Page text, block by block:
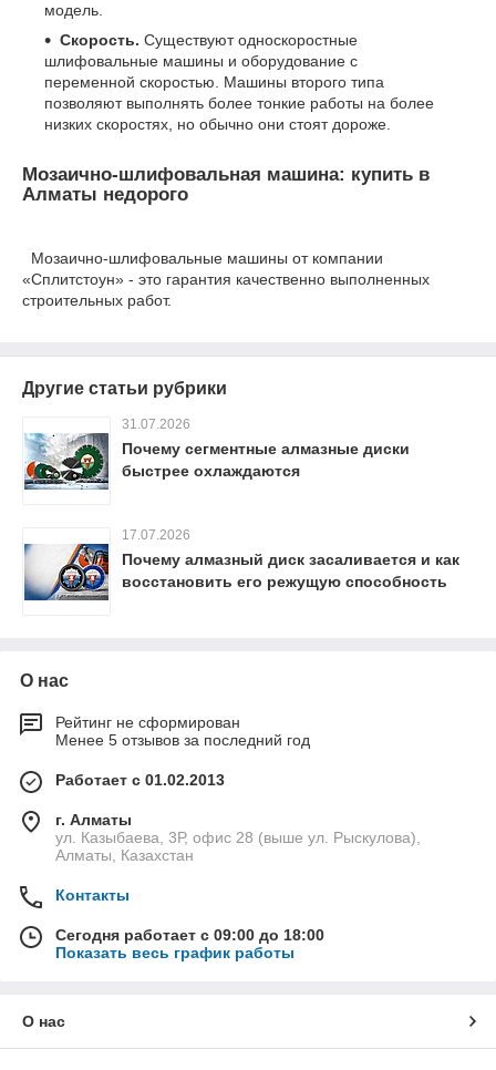
модель.
Скорость. Существуют односкоростные
шлифовальные машины и оборудование с
переменной скоростью. Машины второго типа
позволяют выполнять более тонкие работы на более
низких скоростях, но обычно они стоят дороже.
Мозаично-шлифовальная машина: купить в
Алматы недорого
Мозаично-шлифовальные машины от компании
«Сплитстоун» - это гарантия качественно выполненных
строительных работ.
Другие статьи рубрики
31.07.2026
Почему сегментные алмазные диски
быстрее охлаждаются
17.07.2026
Почему алмазный диск засаливается и как
восстановить его режущую способность
О нас
Рейтинг не сформирован
Менее 5 отзывов за последний год
Работает с 01.02.2013
г. Алматы
ул. Казыбаева, 3Р, офис 28 (выше ул. Рыскулова),
Алматы, Казахстан
Контакты
Сегодня работает с 09:00 до 18:00
Показать весь график работы
О нас